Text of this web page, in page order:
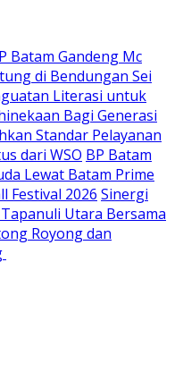
Batam Gandeng Mc
di Bendungan Sei
Literasi untuk
Bagi Generasi
Standar Pelayanan
dari WSO BP Batam
Lewat Batam Prime
Festival 2026 Sinergi
Utara Bersama
Royong dan